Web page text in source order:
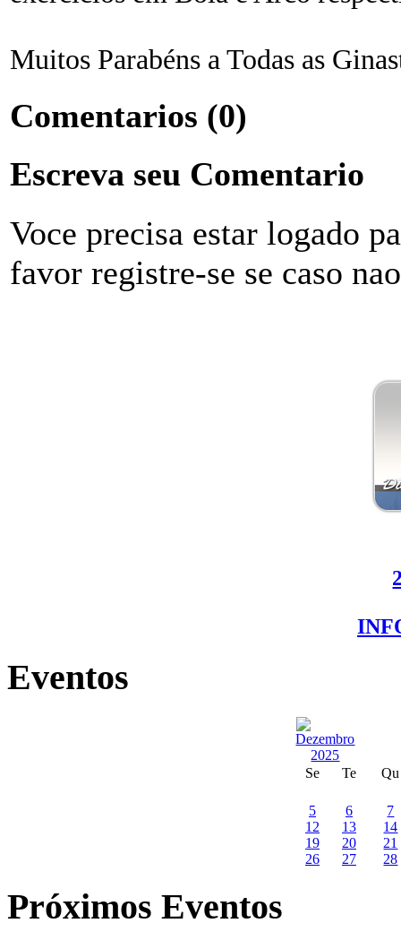
Muitos Parabéns a Todas as
Comentarios (0)
Escreva seu Comentario
Voce precisa estar logado
favor registre-se se caso
Eventos
Se Te Qu
5 6
7
12
13
14
19
20
21
26
27 28
Próximos Eventos